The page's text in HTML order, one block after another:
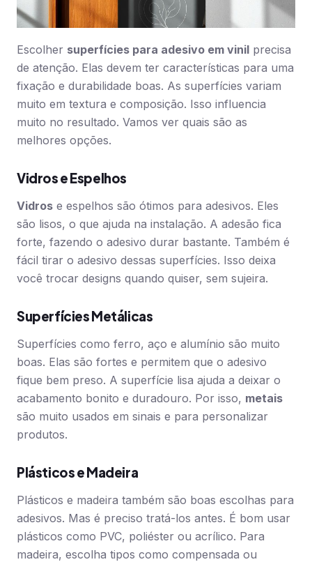
Escolher superfícies para adesivo em vinil precisa
de atenção. Elas devem ter características para uma
fixação e durabilidade boas. As superfícies variam
muito em textura e composição. Isso influencia
muito no resultado. Vamos ver quais são as
melhores opções.
Vidros e Espelhos
Vidros e espelhos são ótimos para adesivos. Eles
são lisos, o que ajuda na instalação. A adesão fica
forte, fazendo o adesivo durar bastante. Também é
fácil tirar o adesivo dessas superfícies. Isso deixa
você trocar designs quando quiser, sem sujeira.
Superfícies Metálicas
Superfícies como ferro, aço e alumínio são muito
boas. Elas são fortes e permitem que o adesivo
fique bem preso. A superfície lisa ajuda a deixar o
acabamento bonito e duradouro. Por isso, metais
são muito usados em sinais e para personalizar
produtos.
Plásticos e Madeira
Plásticos e madeira também são boas escolhas para
adesivos. Mas é preciso tratá-los antes. É bom usar
plásticos como PVC, poliéster ou acrílico. Para
madeira, escolha tipos como compensada ou